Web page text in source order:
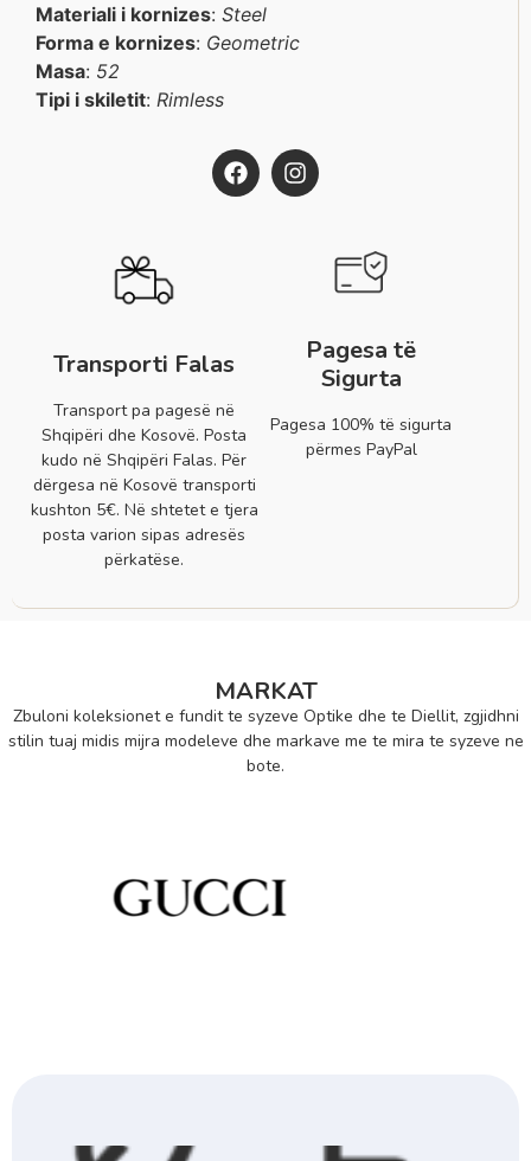
Materiali i kornizes: Steel
Forma e kornizes: Geometric
Masa: 52
Tipi i skiletit: Rimless
Transporti Falas
Transport pa pagesë në
Shqipëri dhe Kosovë. Posta
kudo në Shqipëri Falas. Për
dërgesa në Kosovë transporti
kushton 5€. Në shtetet e tjera
posta varion sipas adresës
përkatëse.
Pagesa të
Sigurta
Pagesa 100% të sigurta
përmes PayPal
MARKAT
Zbuloni koleksionet e fundit te syzeve Optike dhe te Diellit, zgjidhni
stilin tuaj midis mijra modeleve dhe markave me te mira te syzeve ne
bote.